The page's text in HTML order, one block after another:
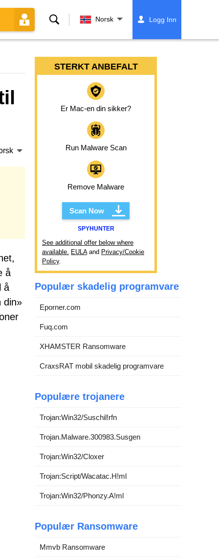
Søk Norsk Logg Inn
å
å
din»
STERKT ANBEFALT
Er Mac-en din sikker?
Run Malware Scan
Remove Malware
Scan Now
SPYHUNTER
See additional offer below where
available. EULAand Privacy/Cookie
Policy.
Populær skadelig programvare
Eporner.com
Fuq.com
XHAMSTER Ransomware
CraxsRAT mobil skadelig programvare
Populære trojanere
Trojan:Win32/Suschil!rfn
Trojan.Malware.300983.Susgen
Trojan:Win32/Cloxer
Trojan:Script/Wacatac.H!ml
Trojan:Win32/Phonzy.A!ml
Populær Ransomware
Mmvb Ransomware